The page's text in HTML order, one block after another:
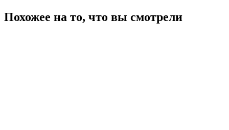
Похожее на то, что вы смотрели